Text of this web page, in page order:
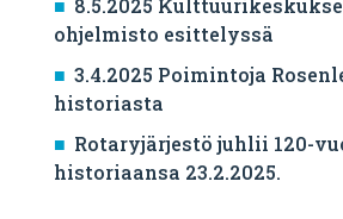
ohjelmisto esittelyssä
3.4.2025 Poimintoja
historiasta
Rotaryjärjestö juhlii 120-
historiaansa 23.2.2025.